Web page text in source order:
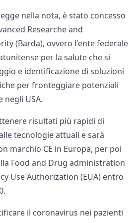
nella nota, è stato concesso
Researche and
(Barda), ovvero l'ente federale
per la salute che si
e identificazione di soluzioni
per fronteggiare potenziali
negli USA.
risultati più rapidi di
tecnologie attuali e sarà
marchio CE in Europa, per poi
Food and Drug administration
Use Authorization (EUA) entro
il coronavirus nei pazienti